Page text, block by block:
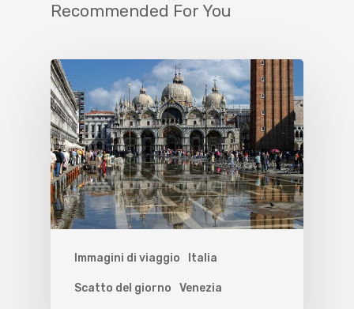
Recommended For You
Immagini di viaggio Italia
Scatto del giorno Venezia